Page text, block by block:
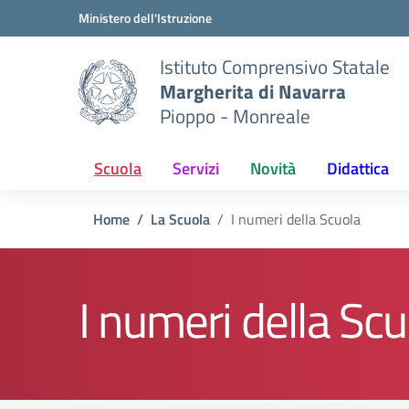
Vai ai contenuti
Vai al menu di navigazione
Ministero dell'Istruzione
Istituto Comprensivo Statale
Margherita di Navarra
Pioppo - Monreale
Scuola Servizi Novità Didattica
Home La Scuola I numeri della Scuola
I numeri della